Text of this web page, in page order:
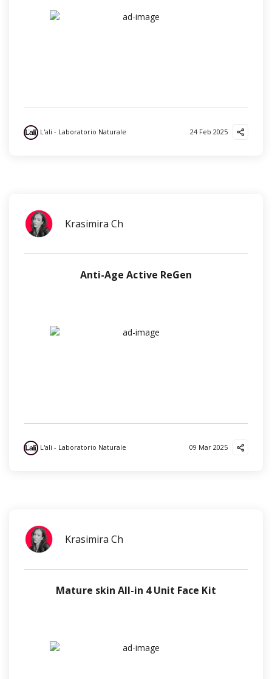
L'ali - Laboratorio Naturale 24 Feb 2025
Krasimira Ch
Anti-Age Active ReGen
L'ali - Laboratorio Naturale 09 Mar 2025
Krasimira Ch
Mature skin All-in 4 Unit Face Kit